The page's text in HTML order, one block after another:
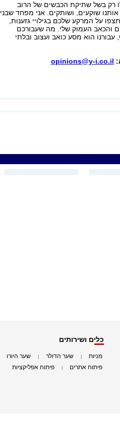
רק בשל שתיקת הכבשים של הרוב
שוקעים, ושותקים. אני מפחד שבני
על המרקע שלכם בגילויי גזענות,
והכאב העמוק שלי. מה שעבורכם
הוא מסע כואב ועצוב ובלתי
opinions@y-i.co.il
כלים ושירותים
מניות שער הדולר שער היורו
פיתוח אתרים פיתוח אפליקציות